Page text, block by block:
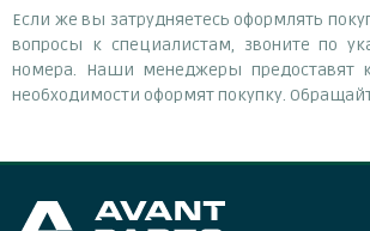
Если же вы затрудняетесь оформлять
вопросы к специалистам, звоните по
номера. Наши менеджеры предоставят
необходимости оформят покупку.